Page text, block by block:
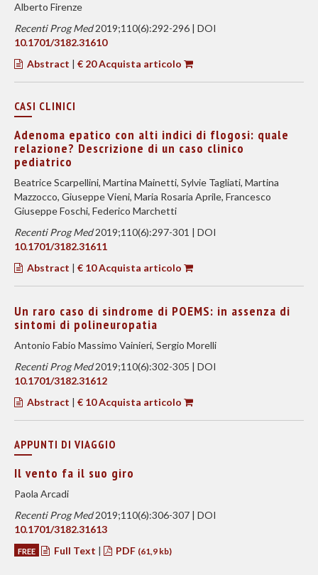
Alberto Firenze
Recenti Prog Med2019;110(6):292-296 | DOI
10.1701/3182.31610
Abstract | € 20 Acquista articolo
CASI CLINICI
Adenoma epatico con alti indici di flogosi: quale
relazione? Descrizione di un caso clinico
pediatrico
Beatrice Scarpellini, Martina Mainetti, Sylvie Tagliati, Martina
Mazzocco, Giuseppe Vieni, Maria Rosaria Aprile, Francesco
Giuseppe Foschi, Federico Marchetti
Recenti Prog Med2019;110(6):297-301 | DOI
10.1701/3182.31611
Abstract | € 10 Acquista articolo
Un raro caso di sindrome di POEMS: in assenza di
sintomi di polineuropatia
Antonio Fabio Massimo Vainieri, Sergio Morelli
Recenti Prog Med2019;110(6):302-305 | DOI
10.1701/3182.31612
Abstract | € 10 Acquista articolo
APPUNTI DI VIAGGIO
Il vento fa il suo giro
Paola Arcadi
Recenti Prog Med2019;110(6):306-307 | DOI
10.1701/3182.31613
FREE Full Text | PDF (61,9 kb)